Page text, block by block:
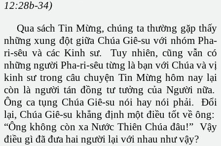
12:28b-34)
Qua sách Tin Mừng, chúng ta thường gặp thấy
những xung đột giữa Chúa Giê-su với nhóm Pha-
ri-sêu và các Kinh sư. Tuy nhiên, cũng vẫn có
những người Pha-ri-sêu từng là bạn với Chúa và vị
kinh sư trong câu chuyện Tin Mừng hôm nay lại
còn là người tán đồng tư tưởng của Người nữa.
Ông ca tụng Chúa Giê-su nói hay nói phải. Đổi
lại, Chúa Giê-su khẳng định một điều tốt về ông:
“Ông không còn xa Nước Thiên Chúa đâu!” Vậy
điều gì đã đưa hai người lại với nhau như vậy?